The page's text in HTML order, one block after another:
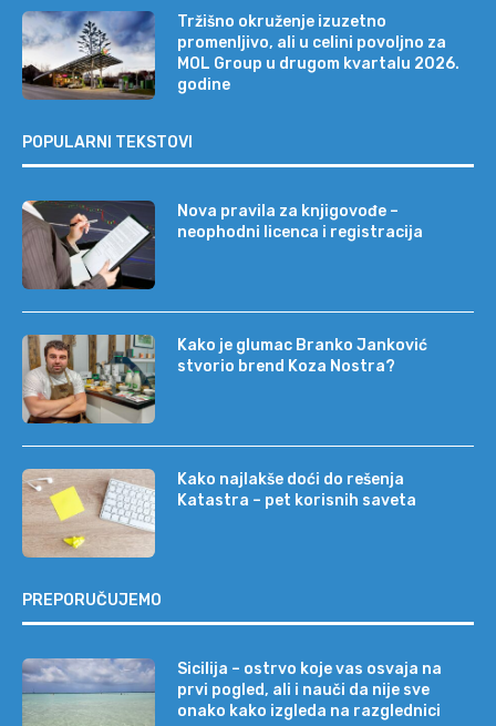
Tržišno okruženje izuzetno
promenljivo, ali u celini povoljno za
MOL Group u drugom kvartalu 2026.
godine
POPULARNI TEKSTOVI
Nova pravila za knjigovođe –
neophodni licenca i registracija
Kako je glumac Branko Janković
stvorio brend Koza Nostra?
Kako najlakše doći do rešenja
Katastra – pet korisnih saveta
PREPORUČUJEMO
Sicilija – ostrvo koje vas osvaja na
prvi pogled, ali i nauči da nije sve
onako kako izgleda na razglednici